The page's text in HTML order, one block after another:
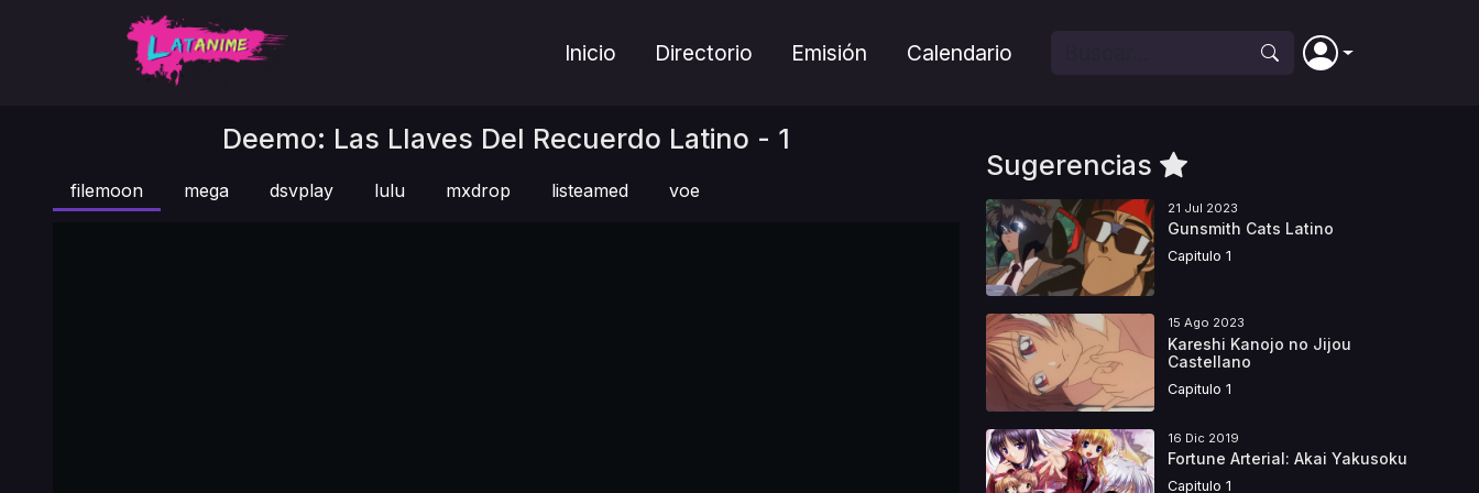
Inicio Directorio Emisión Calendario
Deemo: Las Llaves Del Recuerdo Latino - 1
filemoon mega dsvplay lulu mxdrop listeamed voe
Sugerencias
21 Jul 2023
Gunsmith Cats Latino
Capitulo 1
15 Ago 2023
Kareshi Kanojo no Jijou
Castellano
Capitulo 1
16 Dic 2019
Fortune Arterial: Akai Yakusoku
Capitulo 1